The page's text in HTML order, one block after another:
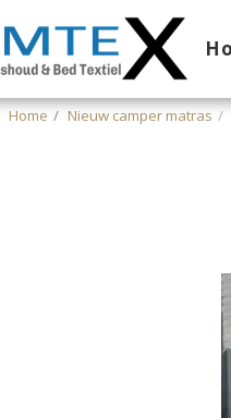
Home Nieuw camper matras